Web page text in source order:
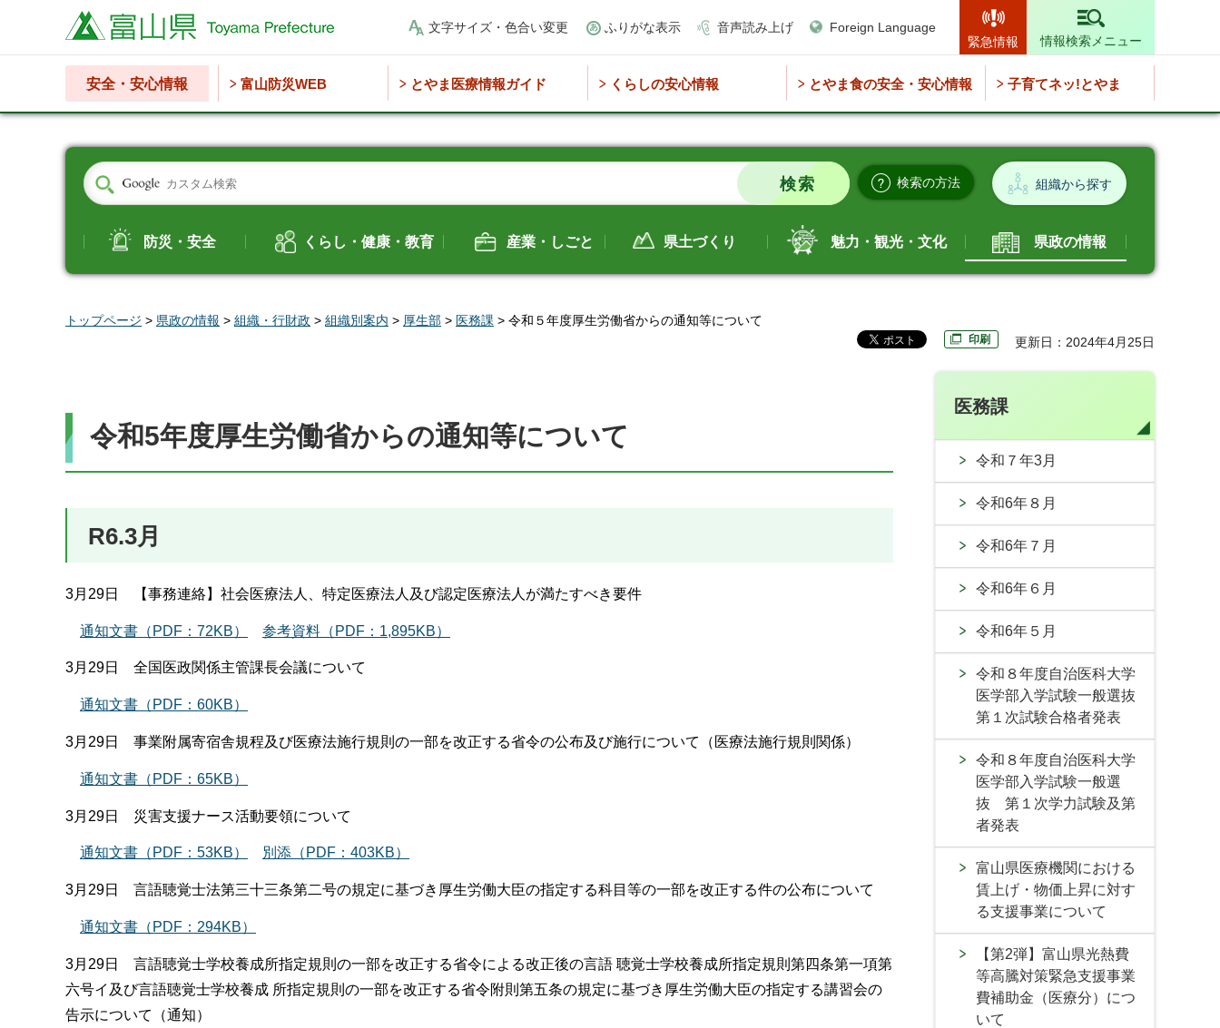
富山県 文字サイズ・色合い変更 ふりがな表示 音声読み上げ
Foreign Language
緊急情報
情報検索メニュー
安全・安心情報 富山防災WEB とやま医療情報ガイド くらしの安心情報 とやま食の安全・安心情報 子育てネッ!とやま
検索の方法 組織から探す
防災・安全 くらし・健康・教育 産業・しごと 県土づくり 魅力・観光・文化 県政の情報
トップページ > 県政の情報 > 組織・行財政 > 組織別案内 > 厚生部 > 医務課 > 令和５年度厚生労働省からの通知等について
印刷 更新日：2024年4月25日
令和5年度厚生労働省からの通知等について
R6.3月
3月29日 【事務連絡】社会医療法人、特定医療法人及び認定医療法人が満たすべき要件
通知文書（PDF：72KB） 参考資料（PDF：1,895KB）
3月29日 全国医政関係主管課長会議について
通知文書（PDF：60KB）
3月29日 事業附属寄宿舎規程及び医療法施行規則の一部を改正する省令の公布及び施行について（医療法施行規則関係）
通知文書（PDF：65KB）
3月29日 災害支援ナース活動要領について
通知文書（PDF：53KB） 別添（PDF：403KB）
3月29日 言語聴覚士法第三十三条第二号の規定に基づき厚生労働大臣の指定する科目等の一部を改正する件の公布について
通知文書（PDF：294KB）
3月29日 言語聴覚士学校養成所指定規則の一部を改正する省令による改正後の言語 聴覚士学校養成所指定規則第四条第一項第
六号イ及び言語聴覚士学校養成 所指定規則の一部を改正する省令附則第五条の規定に基づき厚生労働大臣の指定する講習会の
告示について（通知）
医務課
令和７年3月
令和6年８月
令和6年７月
令和6年６月
令和6年５月
令和８年度自治医科大学
医学部入学試験一般選抜
第１次試験合格者発表
令和８年度自治医科大学
医学部入学試験一般選
抜 第１次学力試験及第
者発表
富山県医療機関における
賃上げ・物価上昇に対す
る支援事業について
【第2弾】富山県光熱費
等高騰対策緊急支援事業
費補助金（医療分）につ
いて